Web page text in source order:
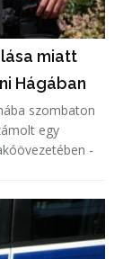
miatt
Hágában
szombaton
egy
-